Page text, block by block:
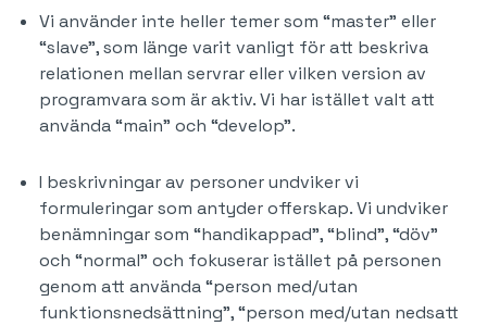
Vi använder inte heller temer som “master” eller
“slave”, som länge varit vanligt för att beskriva
relationen mellan servrar eller vilken version av
programvara som är aktiv. Vi har istället valt att
använda “main” och “develop”.
I beskrivningar av personer undviker vi
formuleringar som antyder offerskap. Vi undviker
benämningar som “handikappad”, “blind”, “döv”
och “normal” och fokuserar istället på personen
genom att använda “person med/utan
funktionsnedsättning”, “person med/utan nedsatt